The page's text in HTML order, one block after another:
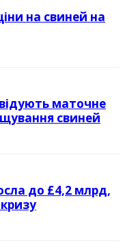
на свиней на
маточне
свиней
до £4,2 млрд,